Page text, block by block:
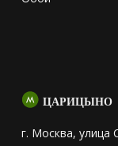
ЦАРИЦЫНО
г. Москва, улица